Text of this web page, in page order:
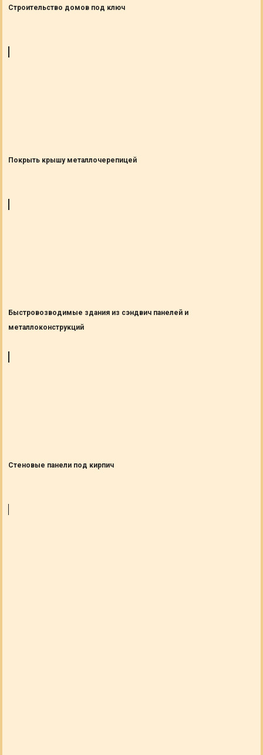
Cтроительство домов под ключ
Покрыть крышу металлочерепицей
Быстровозводимые здания из сэндвич панелей и
металлоконструкций
Стеновые панели под кирпич